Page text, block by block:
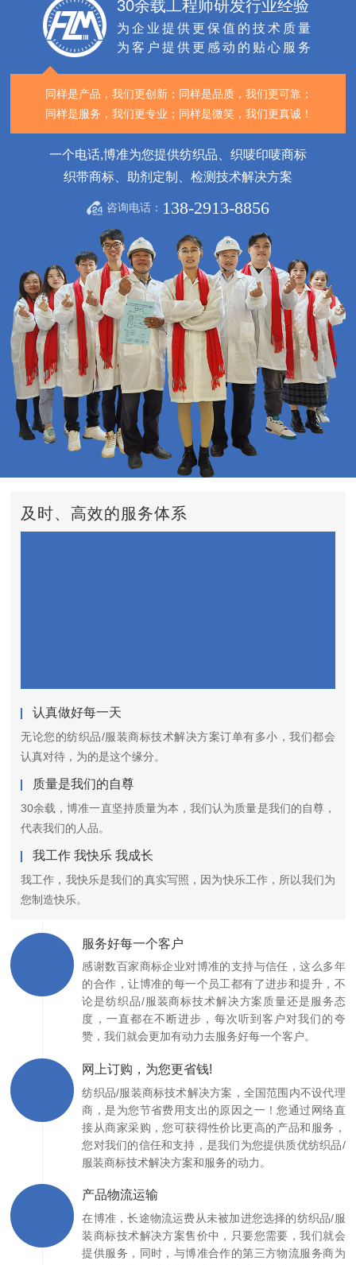
30余载工程师研发行业经验
为企业提供更保值的技术质量
为客户提供更感动的贴心服务
同样是产品，我们更创新； 同样是品质，我们更可靠；
同样是服务，我们更专业； 同样是微笑，我们更真诚！
一个电话,博准为您提供纺织品、织唛印唛商标
织带商标、助剂定制、检测技术解决方案
咨询电话： 138-2913-8856
及时、高效的服务体系
认真做好每一天
无论您的纺织品/服装商标技术解决方案订单有多小，我们都会
认真对待，为的是这个缘分。
质量是我们的自尊
30余载，博准一直坚持质量为本，我们认为质量是我们的自尊，
代表我们的人品。
我工作 我快乐 我成长
我工作，我快乐是我们的真实写照，因为快乐工作，所以我们为
您制造快乐。
服务好每一个客户
感谢数百家商标企业对博准的支持与信任，这么多年
的合作，让博准的每一个员工都有了进步和提升，不
论是纺织品/服装商标技术解决方案质量还是服务态
度，一直都在不断进步，每次听到客户对我们的夸
赞，我们就会更加有动力去服务好每一个客户。
网上订购，为您更省钱!
纺织品/服装商标技术解决方案，全国范围内不设代理
商，是为您节省费用支出的原因之一！您通过网络直
接从商家采购，您可获得性价比更高的产品和服务，
您对我们的信任和支持，是我们为您提供质优纺织品/
服装商标技术解决方案和服务的动力。
产品物流运输
在博准，长途物流运费从未被加进您选择的纺织品/服
装商标技术解决方案售价中，只要您需要，我们就会
提供服务，同时，与博准合作的第三方物流服务商为